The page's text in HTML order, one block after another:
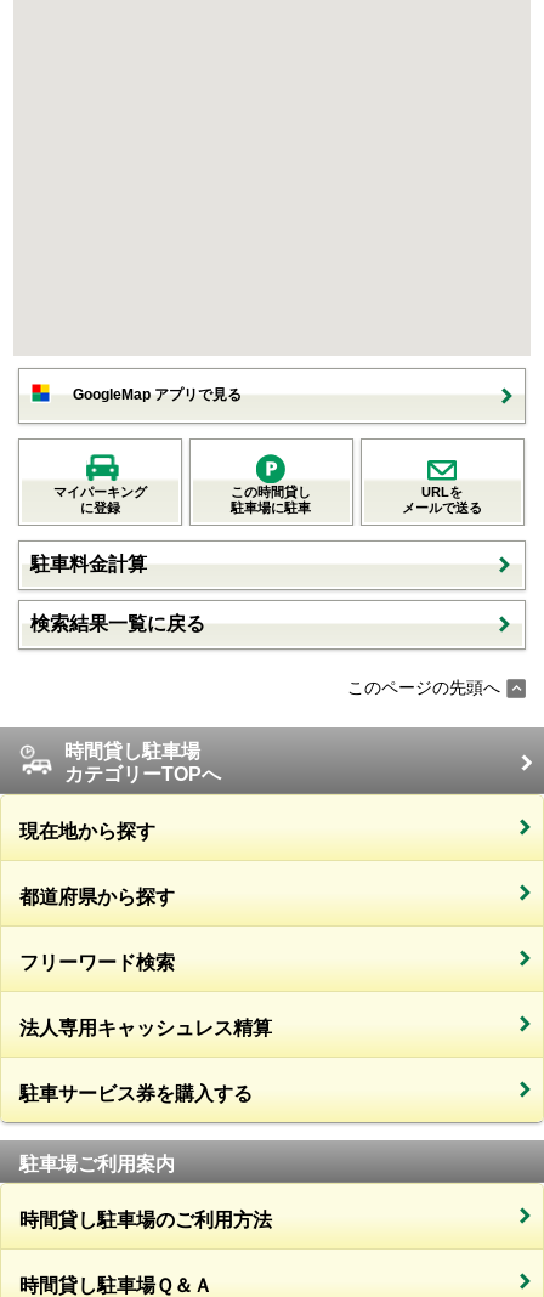
GoogleMap アプリで見る
マイパーキング
に登録
この時間貸し
駐車場に駐車
URLを
メールで送る
駐車料金計算
検索結果一覧に戻る
このページの先頭へ
時間貸し駐車場
カテゴリーTOPへ
現在地から探す
都道府県から探す
フリーワード検索
法人専用キャッシュレス精算
駐車サービス券を購入する
駐車場ご利用案内
時間貸し駐車場のご利用方法
時間貸し駐車場Ｑ＆Ａ